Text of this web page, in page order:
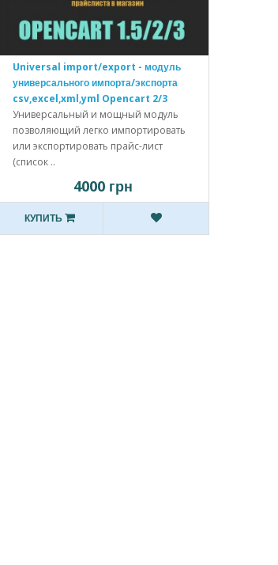
Universal import/export - модуль
универсального импорта/экспорта
csv,excel,xml,yml Opencart 2/3
[OCMOD]
Универсальный и мощный модуль
позволяющий легко импортировать
или экспортировать прайс-лист
(список ..
4000 грн
КУПИТЬ